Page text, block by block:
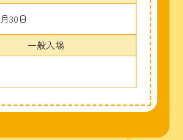
30日
一般入場